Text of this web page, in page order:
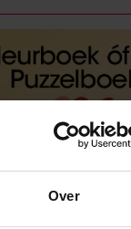
Over